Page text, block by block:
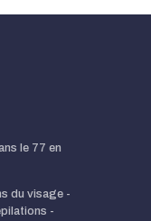
le 77 en
du visage -
-